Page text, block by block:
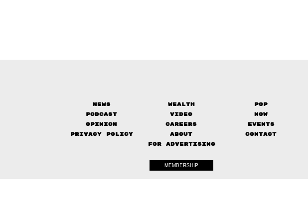
News Wealth
Pop
Podcast
Video
Now
Opinion
Careers
Events
Privacy Policy
About
Contact
FOR ADVERTISING
MEMBERSHIP